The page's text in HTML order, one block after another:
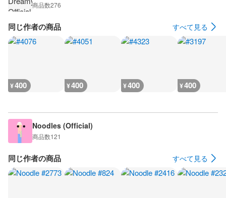
商品数276
同じ作者の商品 すべて見る
¥400 ¥400 ¥400 ¥400
Noodles (Official)
商品数121
同じ作者の商品 すべて見る